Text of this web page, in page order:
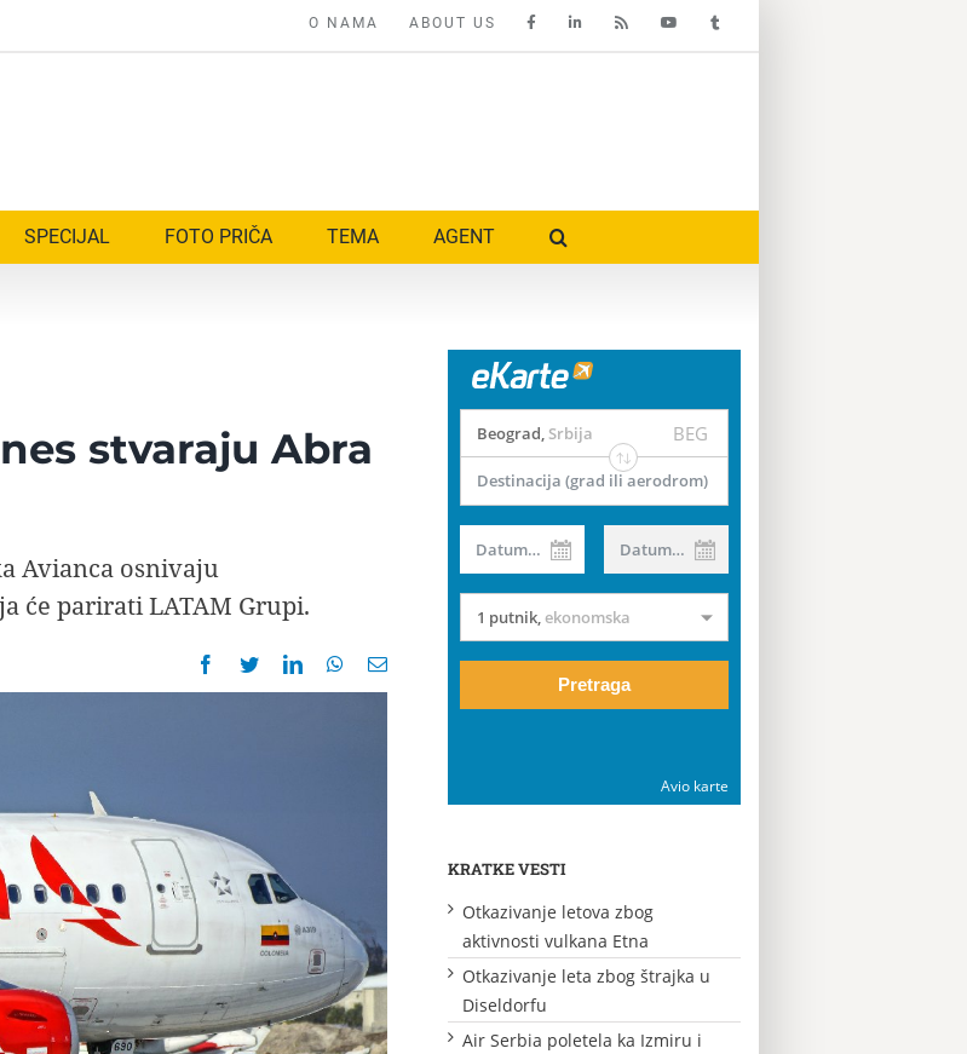
O NAMA ABOUT US
SPECIJAL FOTO PRIČA TEMA AGENT
stvaraju Abra
Avianca osnivaju
će parirati LATAM Grupi.
Beograd, Srbija BEG
Destinacija (grad ili aerodrom)
Datum od Datum do
1 putnik,ekonomska
Pretraga
Avio karte
KRATKE VESTI
Otkazivanje letova zbog
aktivnosti vulkana Etna
Otkazivanje leta zbog štrajka u
Diseldorfu
Air Serbia poletela ka Izmiru i